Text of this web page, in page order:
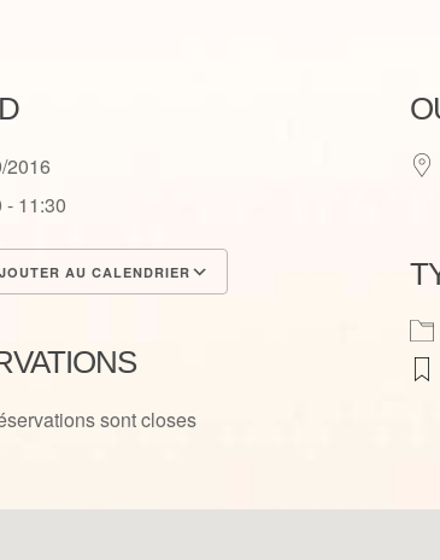
2016
- 11:30
AU CALENDRIER
sont closes